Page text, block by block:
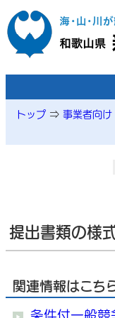
本文へ移動
トップ ⇒ 事業者向け
提出書類の様
関連情報はこち
条件付一般競